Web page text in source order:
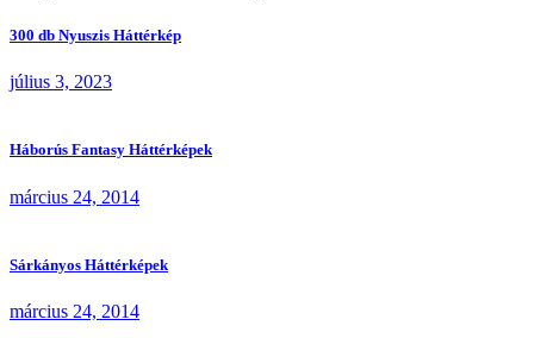
300 db Nyuszis Háttérkép
július 3, 2023
Háborús Fantasy Háttérképek
március 24, 2014
Sárkányos Háttérképek
március 24, 2014